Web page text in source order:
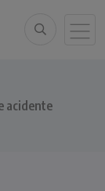
acidente